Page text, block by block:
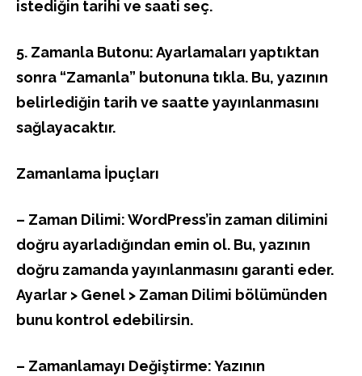
istediğin tarihi ve saati seç.
5. Zamanla Butonu: Ayarlamaları yaptıktan
sonra “Zamanla” butonuna tıkla. Bu, yazının
belirlediğin tarih ve saatte yayınlanmasını
sağlayacaktır.
Zamanlama İpuçları
– Zaman Dilimi: WordPress’in zaman dilimini
doğru ayarladığından emin ol. Bu, yazının
doğru zamanda yayınlanmasını garanti eder.
Ayarlar > Genel > Zaman Dilimi bölümünden
bunu kontrol edebilirsin.
– Zamanlamayı Değiştirme: Yazının